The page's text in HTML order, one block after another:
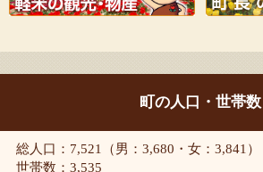
町の人口・世帯数
総人口：7,521（男：3,680・女：3,841）
世帯数：3,535